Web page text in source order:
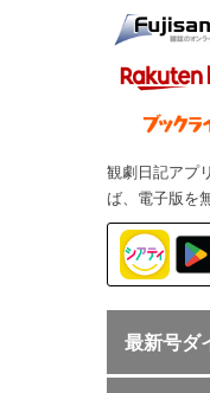
観劇日記アプ
ば、電子版を
最新号ダ